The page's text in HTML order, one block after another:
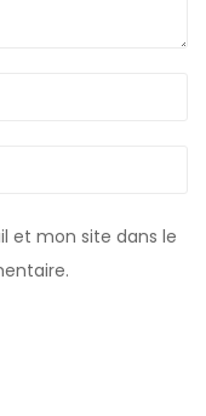
et mon site dans le